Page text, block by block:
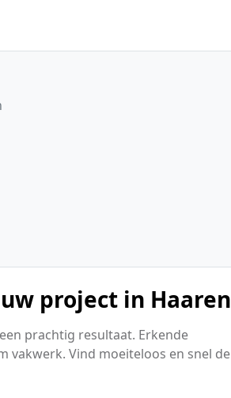
project in Haaren
prachtig resultaat. Erkende
vakwerk. Vind moeiteloos en snel de